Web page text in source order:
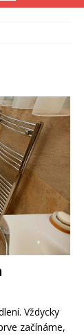
Vždycky
začínáme,